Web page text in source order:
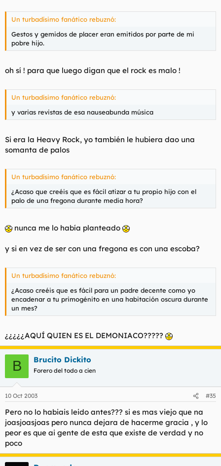
Un turbadísimo fanático rebuznó:
Gestos y gemidos de placer eran emitidos por parte de mi
pobre hijo.
oh sí ! para que luego digan que el rock es malo !
Un turbadísimo fanático rebuznó:
y varias revistas de esa nauseabunda música
Si era la Heavy Rock, yo también le hubiera dao una
somanta de palos
Un turbadísimo fanático rebuznó:
¿Acaso que creéis que es fácil atizar a tu propio hijo con el
palo de una fregona durante media hora?
nunca me lo había planteado
y si en vez de ser con una fregona es con una escoba?
Un turbadísimo fanático rebuznó:
¿Acaso creéis que es fácil para un padre decente como yo
encadenar a tu primogénito en una habitación oscura durante
un mes?
¿¿¿¿¿AQUÍ QUIEN ES EL DEMONIACO?????
B Brucito Dickito
Forero del todo a cien
10 Oct 2003 #35
Pero no lo habiais leido antes??? si es mas viejo que na
joasjoasjoas pero nunca dejara de hacerme gracia , y lo
peor es que ai gente de esta que existe de verdad y no
poco